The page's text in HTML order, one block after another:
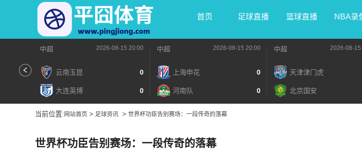
首页 足球直播 篮球直播 NBA录
中超 2026-08-15 20:00
云南玉昆 0
大连英博 0
中超 2026-08-15 20:00
上海申花 0
河南队 0
中超 2026-08-15
天津津门虎
北京国安
当前位置: 网站首页 > 足球资讯 > 世界杯功臣告别赛场：一段传奇的落幕
世界杯功臣告别赛场：一段传奇的落幕